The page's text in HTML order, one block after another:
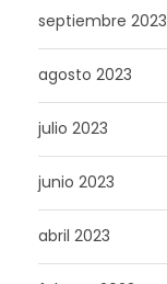
septiembre 2023
agosto 2023
julio 2023
junio 2023
abril 2023